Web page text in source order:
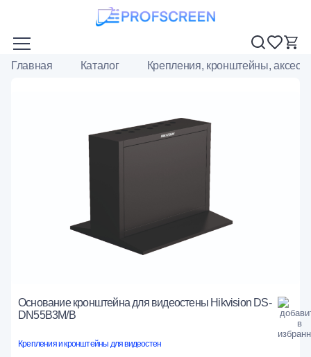
Главная Каталог Крепления, кронштейны,
Основание кронштейна для видеостены Hikvision DS-
DN55B3M/B
Крепления и кронштейны для видеостен